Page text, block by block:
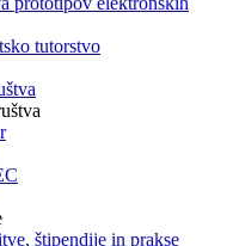
tutorstvo
štipendije in prakse